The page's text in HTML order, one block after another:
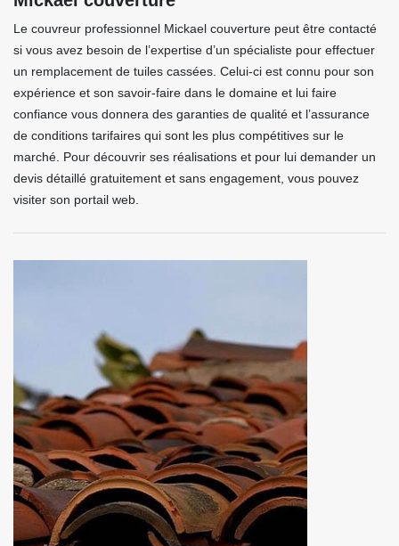
Le couvreur professionnel Mickael couverture peut être contacté
si vous avez besoin de l’expertise d’un spécialiste pour effectuer
un remplacement de tuiles cassées. Celui-ci est connu pour son
expérience et son savoir-faire dans le domaine et lui faire
confiance vous donnera des garanties de qualité et l’assurance
de conditions tarifaires qui sont les plus compétitives sur le
marché. Pour découvrir ses réalisations et pour lui demander un
devis détaillé gratuitement et sans engagement, vous pouvez
visiter son portail web.